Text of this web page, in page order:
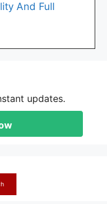
And Full
updates.